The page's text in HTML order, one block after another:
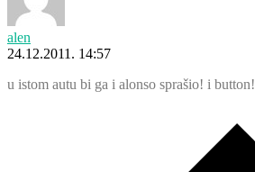
alen
24.12.2011. 14:57
u istom autu bi ga i alonso sprašio! i button!